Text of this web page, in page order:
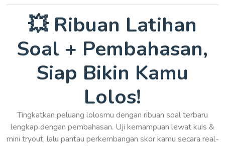
💥 Ribuan Latihan
Soal + Pembahasan,
Siap Bikin Kamu
Lolos!
Tingkatkan peluang lolosmu dengan ribuan soal terbaru
lengkap dengan pembahasan. Uji kemampuan lewat kuis &
mini tryout, lalu pantau perkembangan skor kamu secara real-